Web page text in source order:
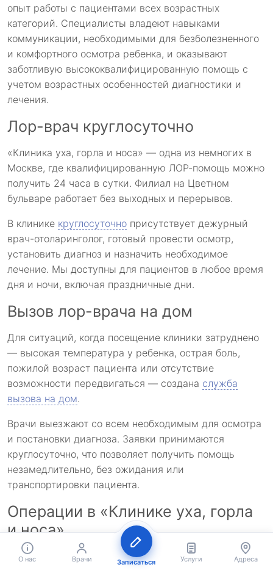
опыт работы с пациентами всех возрастных
категорий. Специалисты владеют навыками
коммуникации, необходимыми для безболезненного
и комфортного осмотра ребенка, и оказывают
заботливую высококвалифицированную помощь с
учетом возрастных особенностей диагностики и
лечения.
Лор-врач круглосуточно
«Клиника уха, горла и носа» — одна из немногих в
Москве, где квалифицированную ЛОР-помощь можно
получить 24 часа в сутки. Филиал на Цветном
бульваре работает без выходных и перерывов.
В клинике круглосуточно присутствует дежурный
врач-отоларинголог, готовый провести осмотр,
установить диагноз и назначить необходимое
лечение. Мы доступны для пациентов в любое время
дня и ночи, включая праздничные дни.
Вызов лор-врача на дом
Для ситуаций, когда посещение клиники затруднено
— высокая температура у ребенка, острая боль,
пожилой возраст пациента или отсутствие
возможности передвигаться — создана служба
вызова на дом.
Врачи выезжают со всем необходимым для осмотра
и постановки диагноза. Заявки принимаются
круглосуточно, что позволяет получить помощь
незамедлительно, без ожидания или
транспортировки пациента.
Операции в «Клинике уха, горла
и носа»
Хирургическое направлениеохватывает все
О нас Врачи Записаться Услуги Адреса